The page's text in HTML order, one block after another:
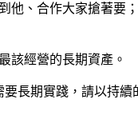
他、合作大家搶著要
該經營的長期資產。
長期實踐，請以持續